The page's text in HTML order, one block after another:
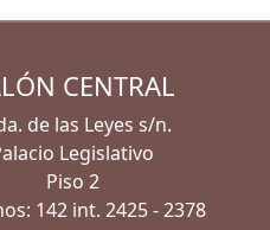
CENTRAL
de las Leyes s/n.
Legislativo
Piso 2
142 int. 2425 - 2378